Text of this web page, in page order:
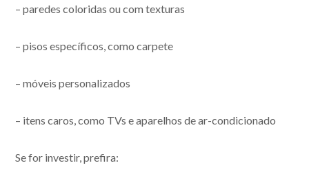
– paredes coloridas ou com texturas
– pisos específicos, como carpete
– móveis personalizados
– itens caros, como TVs e aparelhos de ar-condicionado
Se for investir, prefira: